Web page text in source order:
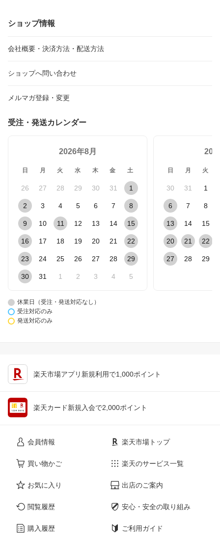
ショップ情報
会社概要・決済方法・配送方法
ショップへ問い合わせ
メルマガ登録・変更
受注・発送カレンダー
2026年8月
日 月 火 水 木 金 土
26 27 28 29 30 31 1
2 3 4 5 6 7 8
9 10 11 12 13 14 15
16 17 18 19 20 21 22
23 24 25 26 27 28 29
30 31 1 2 3 4 5
日 月 火
30 31 1
6 7 8
13 14 15
20 21 22
27 28 29
休業日（受注・発送対応なし）
受注対応のみ
発送対応のみ
楽天市場アプリ新規利用で1,000ポイント
楽天カード新規入会で2,000ポイント
会員情報
買い物かご
お気に入り
閲覧履歴
購入履歴
楽天市場トップ
楽天のサービス一覧
出店のご案内
安心・安全の取り組み
ご利用ガイド